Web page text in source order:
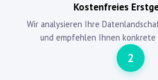
Kostenfreies
Wir analysieren Ihre
und empfehlen Ihnen
2